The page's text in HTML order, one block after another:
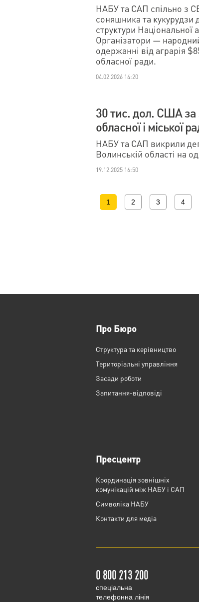
НАБУ та САП спільно з
соняшника та
структури Національної
Організатори —
одержанні від аграрія
обласної ради.
04.02.2026 14:20
30 тис. дол. США за
обласної і міської
НАБУ та САП викрили
Волинській області на
19.12.2025 16:50
1 2 3 4
Про Бюро
Структура та керівництво
Територіальні управління
Засади роботи
Запитання-відповіді
Пресцентр
Координація зовнішніх
комунікацій між НАБУ і САП
Cимволіка НАБУ
Контакти для медіа
0 800 213 200
cпеціальна
телефонна лінія